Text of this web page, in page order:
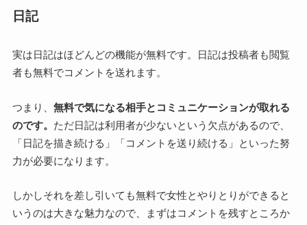
日記
実は日記はほどんどの機能が無料です。日記は投稿者も閲覧
者も無料でコメントを送れます。
つまり、 無料で気になる相手とコミュニケーションが取れる
のです。 ただ日記は利用者が少ないという欠点があるので、
「日記を描き続ける」「コメントを送り続ける」といった努
力が必要になります。
しかしそれを差し引いても無料で女性とやりとりができると
いうのは大きな魅力なので、まずはコメントを残すところか